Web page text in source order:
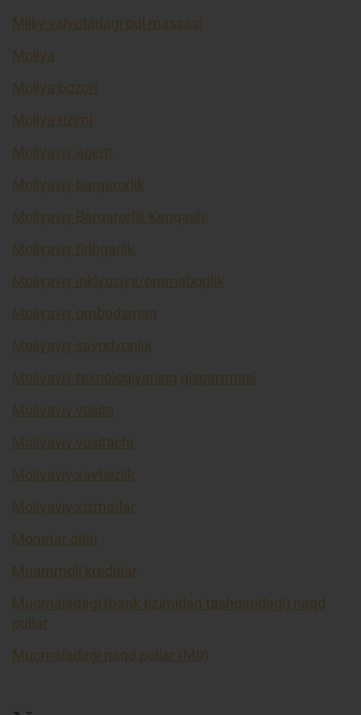
Milliy valyutadagi pul massasi
Moliya
Moliya bozori
Moliya tizimi
Moliyaviy agent
Moliyaviy barqarorlik
Moliyaviy Barqarorlik Kengashi
Moliyaviy firibgarlik
Moliyaviy inklyuziya/ommaboplik
Moliyaviy ombudsman
Moliyaviy savodxonlik
Moliyaviy texnologiyaning qisqartmasi
Moliyaviy vosita
Moliyaviy vositachi
Moliyaviy xavfsizlik
Moliyaviy xizmatlar
Monetar oltin
Muammoli kreditlar
Muomaladagi (bank tizimidan tashqaridagi) naqd
pullar
Muomaladagi naqd pullar (M0)